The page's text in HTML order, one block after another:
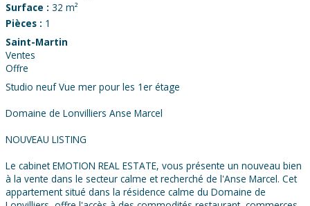
Surface : 32 m²
Pièces : 1
Saint-Martin
Ventes
Offre
Studio neuf Vue mer pour les 1er étage
Domaine de Lonvilliers Anse Marcel
NOUVEAU LISTING
Le cabinet EMOTION REAL ESTATE, vous présente un nouveau bien
à la vente dans le secteur calme et recherché de l'Anse Marcel. Cet
appartement situé dans la résidence calme du Domaine de